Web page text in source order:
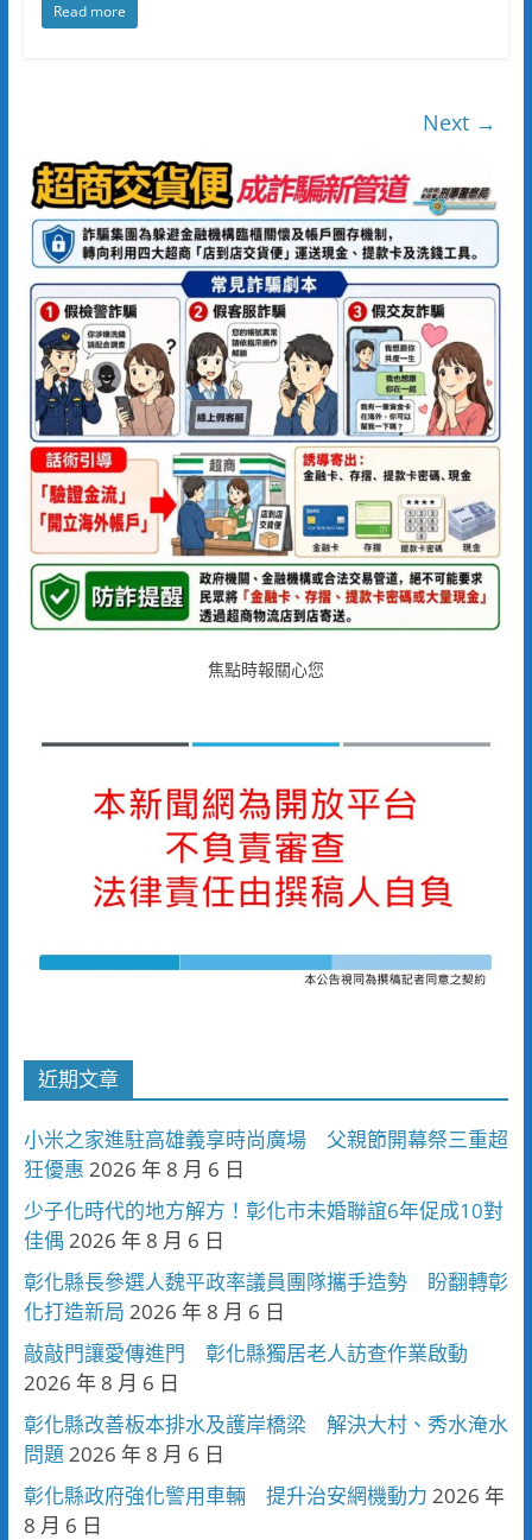
Read more
Next →
焦點時報關心您
近期文章
小米之家進駐高雄義享時尚廣場 父親節開幕祭三重超
狂優惠 2026 年 8 月 6 日
少子化時代的地方解方！彰化市未婚聯誼6年促成10對
佳偶 2026 年 8 月 6 日
彰化縣長參選人魏平政率議員團隊攜手造勢 盼翻轉彰
化打造新局 2026 年 8 月 6 日
敲敲門讓愛傳進門 彰化縣獨居老人訪查作業啟動
2026 年 8 月 6 日
彰化縣改善板本排水及護岸橋梁 解決大村、秀水淹水
問題 2026 年 8 月 6 日
彰化縣政府強化警用車輛 提升治安網機動力 2026 年
8 月 6 日